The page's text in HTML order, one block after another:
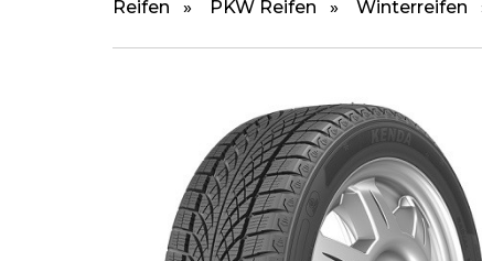
Reifen PKW Reifen Winterreifen